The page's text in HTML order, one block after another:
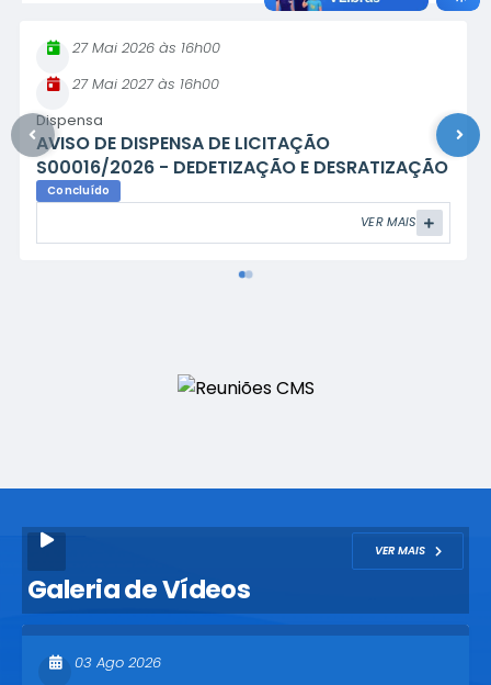
Credenciamento
Edital de credenciamento de consignatário
Aberto
06 Fev 2025
11h00
06 Mai 2027
11h00
VER MAIS
Galeria de Vídeos
VER MAIS
03 Ago 2026